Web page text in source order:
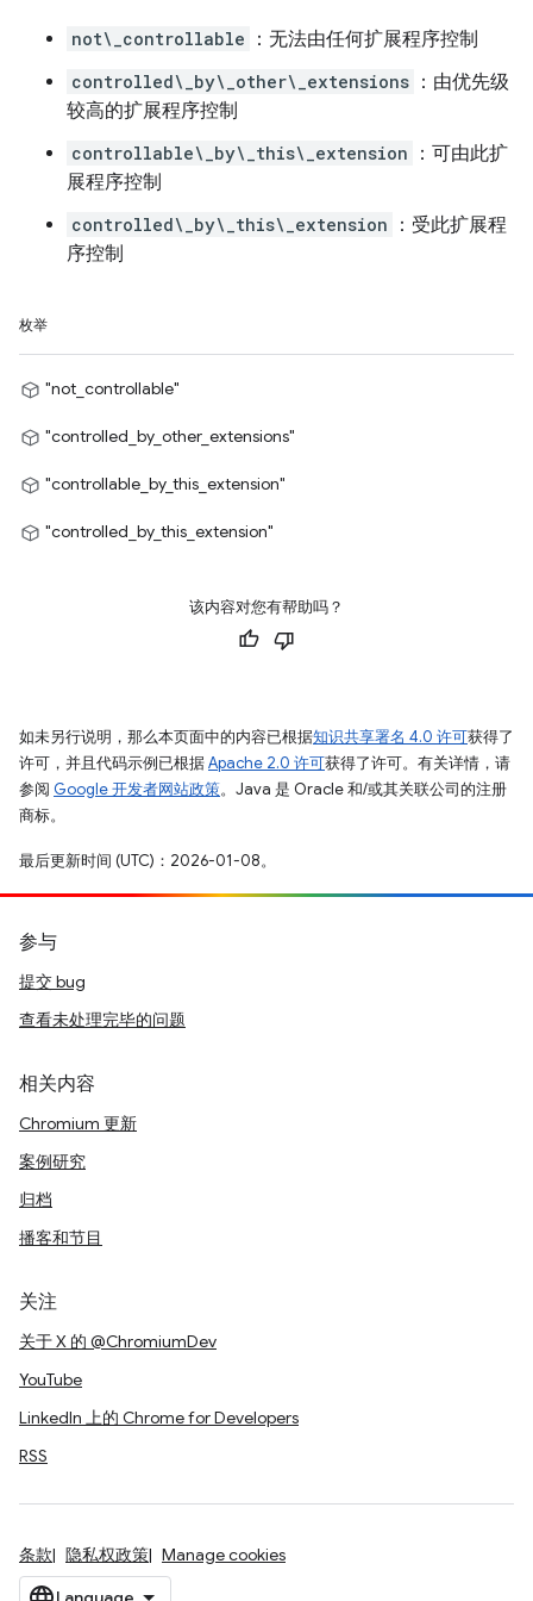
not\_controllable ：无法由任何扩展程序控制
controlled\_by\_other\_extensions ：由优先级
较高的扩展程序控制
controllable\_by\_this\_extension
：可由此扩
展程序控制
controlled\_by\_this\_extension
：受此扩展程
序控制
枚举
"not_controllable"
"controlled_by_other_extensions"
"controllable_by_this_extension"
"controlled_by_this_extension"
该内容对您有帮助吗？
如未另行说明，那么本页面中的内容已根据知识共享署名 4.0 许可获得了
许可，并且代码示例已根据Apache 2.0 许可获得了许可。有关详情，请
参阅 Google 开发者网站政策。Java 是 Oracle 和/或其关联公司的注册
商标。
最后更新时间 (UTC)：2026-01-08。
参与
提交 bug
查看未处理完毕的问题
相关内容
Chromium 更新
案例研究
归档
播客和节目
关注
关于 X 的 @ChromiumDev
YouTube
LinkedIn 上的 Chrome for Developers
RSS
条款 隐私权政策 Manage cookies